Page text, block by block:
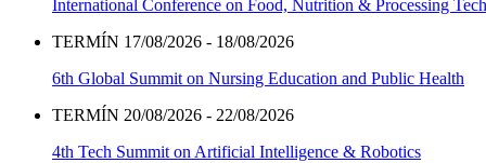
International Conference on Food, Nutrition & Processing
TERMÍN 17/08/2026 - 18/08/2026
6th Global Summit on Nursing Education and Public Health
TERMÍN 20/08/2026 - 22/08/2026
4th Tech Summit on Artificial Intelligence & Robotics